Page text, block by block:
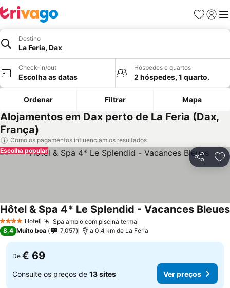
Favoritos
Iniciar
Destino
La Feria, Dax
Check-in/out
Escolha as datas
Hóspedes e quartos
2 hóspedes, 1 quarto.
Ordenar Filtrar Mapa
Alojamentos em Dax perto de La Feria (Dax,
França)
Como os pagamentos influenciam os resultados
Partilhar
Escolha popular
4 EstrelasHotel Spa amplo com piscina termal
Hôtel & Spa 4* Le Splendid - Vacances Bleues
8,4 Muito boa 7.057 a 0.4 km de La Feria
De € 69
Consulte os preços de 13 sites Ver preços